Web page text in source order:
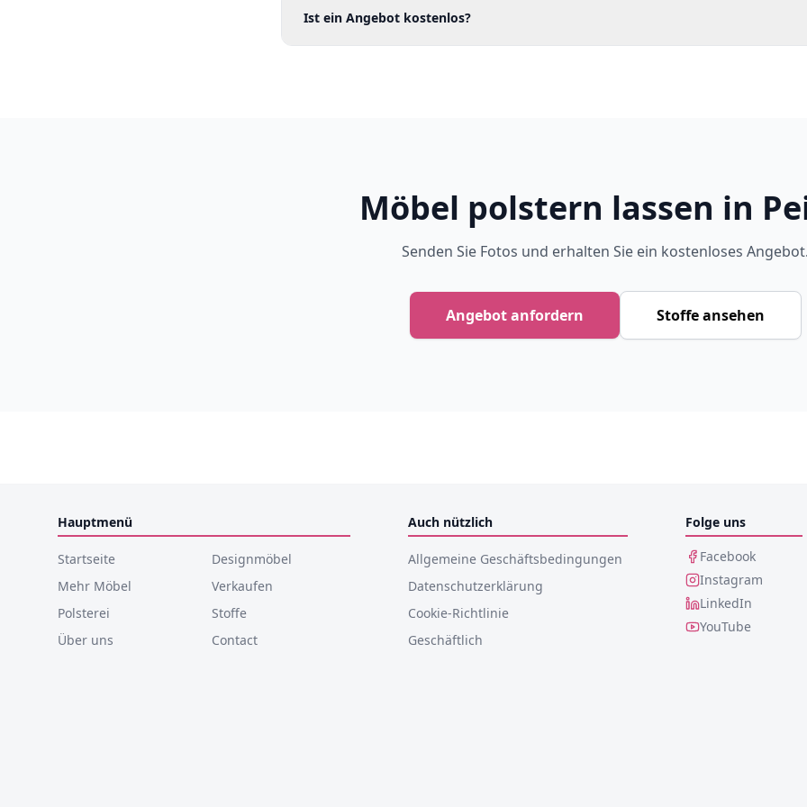
Ist ein Angebot kostenlos?
Möbel polstern lassen in
Senden Sie Fotos und erhalten Sie ein kostenloses Angebot.
Angebot anfordern Stoffe ansehen
Hauptmenü
Startseite
Designmöbel
Mehr Möbel
Verkaufen
Polsterei
Stoffe
Über uns
Contact
Auch nützlich
Allgemeine Geschäftsbedingungen
Datenschutzerklärung
Cookie-Richtlinie
Geschäftlich
Folge uns
Facebook
Instagram
LinkedIn
YouTube